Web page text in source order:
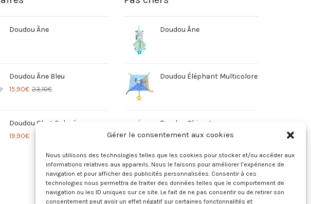
Gérer le consentement aux cookies
Nous utilisons des technologies telles que les cookies pour stocker et/ou accéder aux
informations relatives aux appareils. Nous le faisons pour améliorer l’expérience de
navigation et pour afficher des publicités personnalisées. Consentir à ces
technologies nous permettra de traiter des données telles que le comportement de
navigation ou les ID uniques sur ce site. Le fait de ne pas consentir ou de retirer son
consentement peut avoir un effet négatif sur certaines fonctonnalités et
Doudou Âne
Doudou Âne Bleu
23,10€
15,90€
Doudou Chat Coloré
19,90€
Doudou Âne
Doudou Éléphant Multicolore
Doudou Chien Jaune